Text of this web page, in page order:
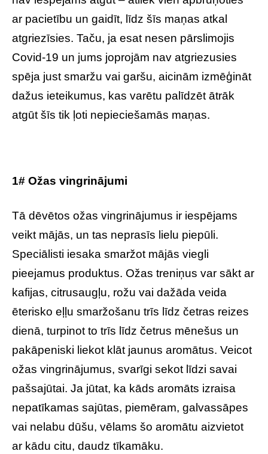
ar pacietību un gaidīt, līdz šīs maņas atkal
atgriezīsies. Taču, ja esat nesen pārslimojis
Covid-19 un jums joprojām nav atgriezusies
spēja just smaržu vai garšu, aicinām izmēģināt
dažus ieteikumus, kas varētu palīdzēt ātrāk
atgūt šīs tik ļoti nepieciešamās maņas.
1# Ožas vingrinājumi
Tā dēvētos ožas vingrinājumus ir iespējams
veikt mājās, un tas neprasīs lielu piepūli.
Speciālisti iesaka smaržot mājās viegli
pieejamus produktus. Ožas treniņus var sākt ar
kafijas, citrusaugļu, rožu vai dažāda veida
ēterisko eļļu smaržošanu trīs līdz četras reizes
dienā, turpinot to trīs līdz četrus mēnešus un
pakāpeniski liekot klāt jaunus aromātus. Veicot
ožas vingrinājumus, svarīgi sekot līdzi savai
pašsajūtai. Ja jūtat, ka kāds aromāts izraisa
nepatīkamas sajūtas, piemēram, galvassāpes
vai nelabu dūšu, vēlams šo aromātu aizvietot
ar kādu citu, daudz tīkamāku.